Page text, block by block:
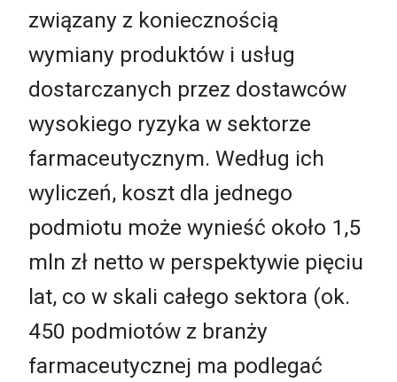
związany z koniecznością
wymiany produktów i usług
dostarczanych przez dostawców
wysokiego ryzyka w sektorze
farmaceutycznym. Według ich
wyliczeń, koszt dla jednego
podmiotu może wynieść około 1,5
mln zł netto w perspektywie pięciu
lat, co w skali całego sektora (ok.
450 podmiotów z branży
farmaceutycznej ma podlegać